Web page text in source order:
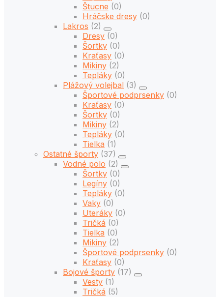
Štucne (0)
Hráčske dresy (0)
Lakros (2)
Dresy (0)
Šortky (0)
Kraťasy (0)
Mikiny (2)
Tepláky (0)
Plážový volejbal (3)
Športové podprsenky (0)
Kraťasy (0)
Šortky (0)
Mikiny (2)
Tepláky (0)
Tielka (1)
Ostatné športy (37)
Vodné polo (2)
Šortky (0)
Legíny (0)
Tepláky (0)
Vaky (0)
Uteráky (0)
Tričká (0)
Tielka (0)
Mikiny (2)
Športové podprsenky (0)
Kraťasy (0)
Bojové športy (17)
Vesty (1)
Tričká (5)